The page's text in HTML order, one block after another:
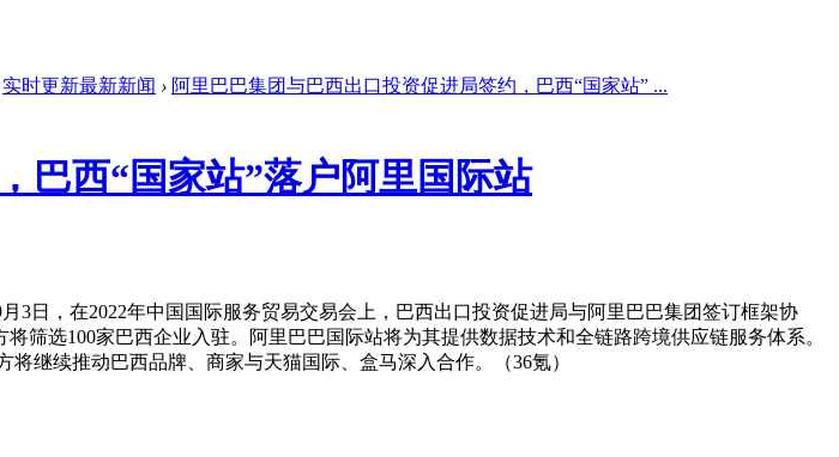
实时更新最新新闻 › 阿里巴巴集团与巴西出口投资促进局签约，巴西“国家站” ...
巴西“国家站”落户阿里国际站
，在2022年中国国际服务贸易交易会上，巴西出口投资促进局与阿里巴巴集团签订框架协
筛选100家巴西企业入驻。阿里巴巴国际站将为其提供数据技术和全链路跨境供应链服务体系。
继续推动巴西品牌、商家与天猫国际、盒马深入合作。（36氪）